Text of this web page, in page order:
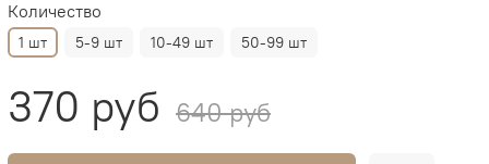
Количество
1 шт 5-9 шт 10-49 шт 50-99 шт
370 руб 640 руб